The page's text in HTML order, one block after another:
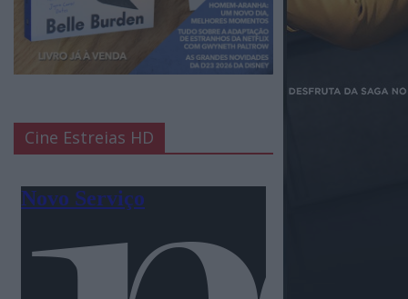
Cine Estreias HD